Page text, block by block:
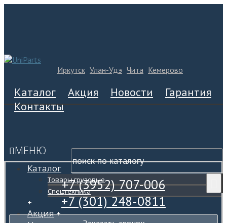
Иркутск Улан-Удэ Чита Кемерово
Каталог Акция Новости
Гарантия
Контакты
МЕНЮ
Каталог
Товары грузовые
Спецтехника
+
Акция +
+7 (3952) 707-006
+7 (301) 248-0811